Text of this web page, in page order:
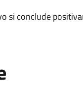
si conclude